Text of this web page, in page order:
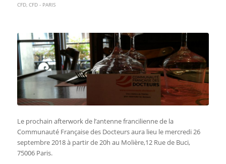
CFD, CFD - PARIS
Le prochain afterwork de l’antenne francilienne de la
Communauté Française des Docteurs aura lieu le mercredi 26
septembre 2018 à partir de 20h au Molière,12 Rue de Buci,
75006 Paris.